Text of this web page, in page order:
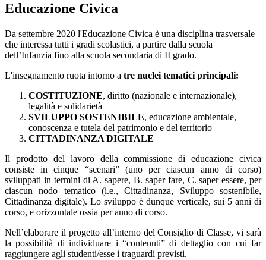
Educazione Civica
Da settembre 2020 l'Educazione Civica è una disciplina trasversale
che interessa tutti i gradi scolastici, a partire dalla scuola
dell’Infanzia fino alla scuola secondaria di II grado.
L'insegnamento ruota intorno a tre nuclei tematici principali:
COSTITUZIONE, diritto (nazionale e internazionale),
legalità e solidarietà
SVILUPPO SOSTENIBILE, educazione ambientale,
conoscenza e tutela del patrimonio e del territorio
CITTADINANZA DIGITALE
Il prodotto del lavoro della commissione di educazione civica
consiste in cinque “scenari” (uno per ciascun anno di corso)
sviluppati in termini di A. sapere, B. saper fare, C. saper essere, per
ciascun nodo tematico (i.e., Cittadinanza, Sviluppo sostenibile,
Cittadinanza digitale). Lo sviluppo è dunque verticale, sui 5 anni di
corso, e orizzontale ossia per anno di corso.
Nell’elaborare il progetto all’interno del Consiglio di Classe, vi sarà
la possibilità di individuare i “contenuti” di dettaglio con cui far
raggiungere agli studenti/esse i traguardi previsti.